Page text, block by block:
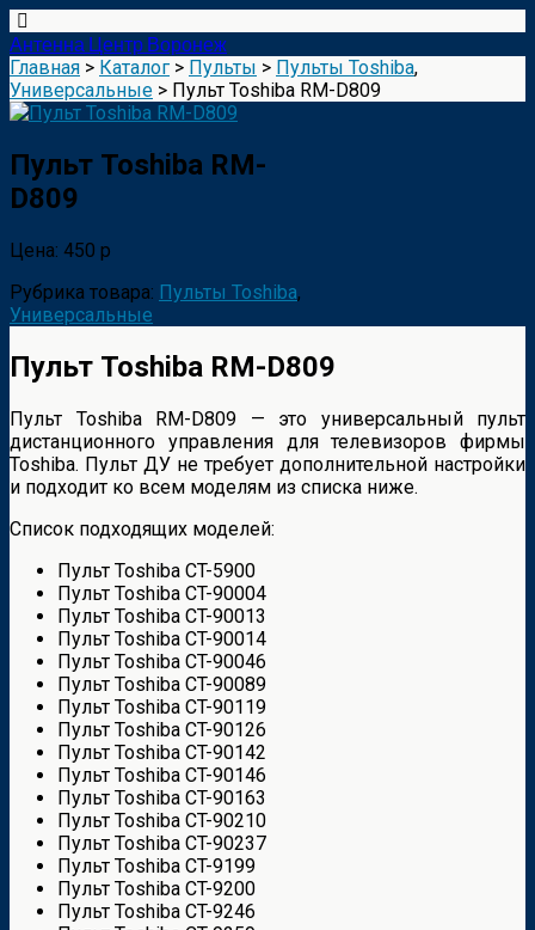
Антенна Центр Воронеж
Главная > Каталог > Пульты > Пульты Toshiba,
Универсальные > Пульт Toshiba RM-D809
Пульт Toshiba RM-
D809
Цена: 450 р
Рубрика товара: Пульты Toshiba,
Универсальные
Пульт Toshiba RM-D809
Пульт Toshiba RM-D809 — это универсальный пульт
дистанционного управления для телевизоров фирмы
Toshiba. Пульт ДУ не требует дополнительной настройки
и подходит ко всем моделям из списка ниже.
Список подходящих моделей:
Пульт Toshiba CT-5900
Пульт Toshiba CT-90004
Пульт Toshiba CT-90013
Пульт Toshiba CT-90014
Пульт Toshiba CT-90046
Пульт Toshiba CT-90089
Пульт Toshiba CT-90119
Пульт Toshiba CT-90126
Пульт Toshiba CT-90142
Пульт Toshiba CT-90146
Пульт Toshiba CT-90163
Пульт Toshiba CT-90210
Пульт Toshiba CT-90237
Пульт Toshiba CT-9199
Пульт Toshiba CT-9200
Пульт Toshiba CT-9246